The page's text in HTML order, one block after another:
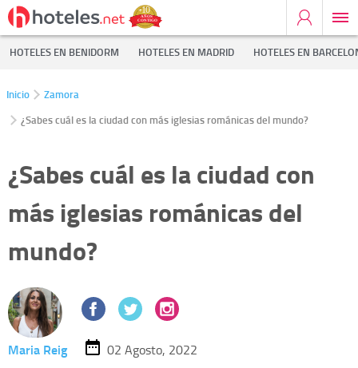
HOTELES EN BENIDORM HOTELES EN MADRID HOTELES EN
Inicio
Zamora
¿Sabes cuál es la ciudad con más iglesias románicas del mundo?
¿Sabes cuál es la ciudad con
más iglesias románicas del
mundo?
Maria Reig
02 Agosto, 2022